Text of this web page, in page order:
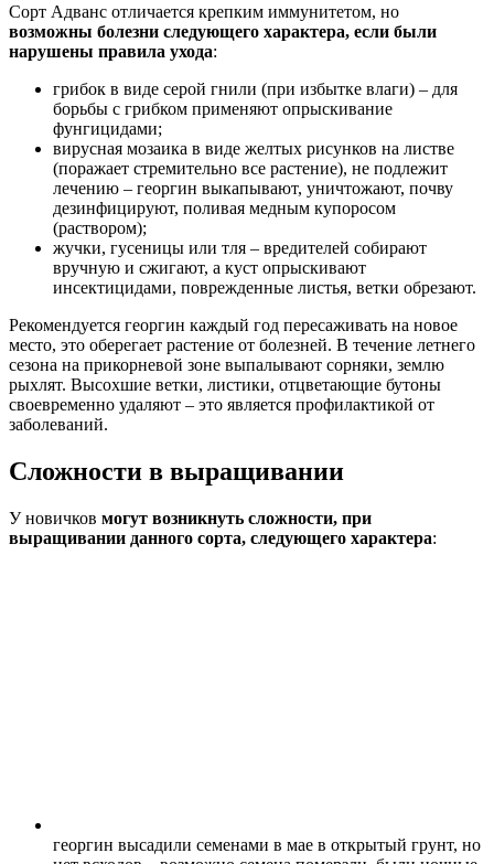
Сорт Адванс отличается крепким иммунитетом, но
возможны болезни следующего характера, если были
нарушены правила ухода:
грибок в виде серой гнили (при избытке влаги) – для
борьбы с грибком применяют опрыскивание
фунгицидами;
вирусная мозаика в виде желтых рисунков на листве
(поражает стремительно все растение), не подлежит
лечению – георгин выкапывают, уничтожают, почву
дезинфицируют, поливая медным купоросом
(раствором);
жучки, гусеницы или тля – вредителей собирают
вручную и сжигают, а куст опрыскивают
инсектицидами, поврежденные листья, ветки обрезают.
Рекомендуется георгин каждый год пересаживать на новое
место, это оберегает растение от болезней. В течение летнего
сезона на прикорневой зоне выпалывают сорняки, землю
рыхлят. Высохшие ветки, листики, отцветающие бутоны
своевременно удаляют – это является профилактикой от
заболеваний.
Сложности в выращивании
У новичков могут возникнуть сложности, при
выращивании данного сорта, следующего характера:
георгин высадили семенами в мае в открытый грунт, но